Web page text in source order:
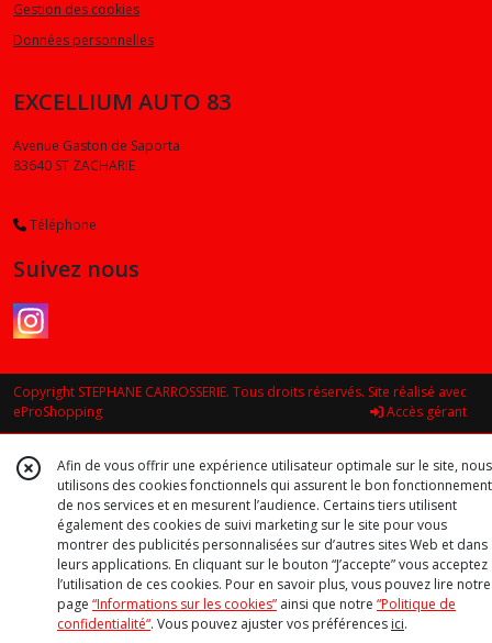
Gestion des cookies
Données personnelles
EXCELLIUM AUTO 83
Avenue Gaston de Saporta
83640 ST ZACHARIE
Téléphone
Suivez nous
Copyright STEPHANE CARROSSERIE. Tous droits réservés. Site réalisé avec
eProShopping
Accès gérant
Afin de vous offrir une expérience utilisateur optimale sur le site, nous
utilisons des cookies fonctionnels qui assurent le bon fonctionnement
de nos services et en mesurent l’audience. Certains tiers utilisent
également des cookies de suivi marketing sur le site pour vous
montrer des publicités personnalisées sur d’autres sites Web et dans
leurs applications. En cliquant sur le bouton “J’accepte” vous acceptez
l’utilisation de ces cookies. Pour en savoir plus, vous pouvez lire notre
page “Informations sur les cookies” ainsi que notre “Politique de
confidentialité“. Vous pouvez ajuster vos préférences ici.